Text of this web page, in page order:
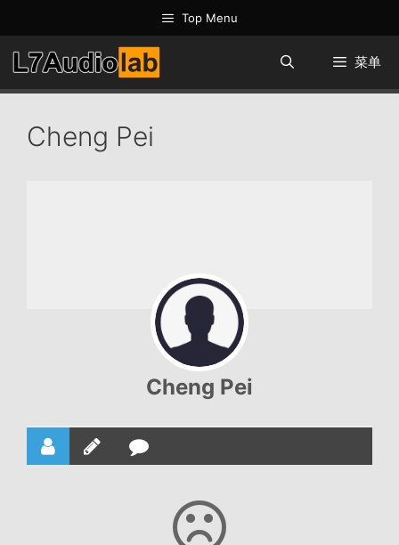
至
内
容
Top Menu
菜单
Cheng Pei
Cheng Pei